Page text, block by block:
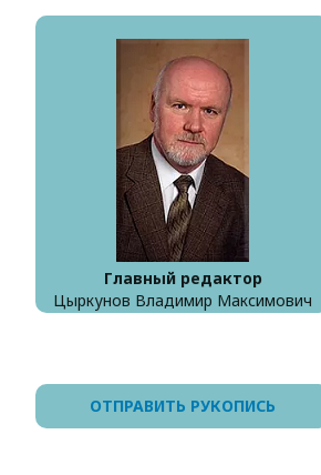
Главный редактор
Цыркунов Владимир Максимович
ОТПРАВИТЬ РУКОПИСЬ